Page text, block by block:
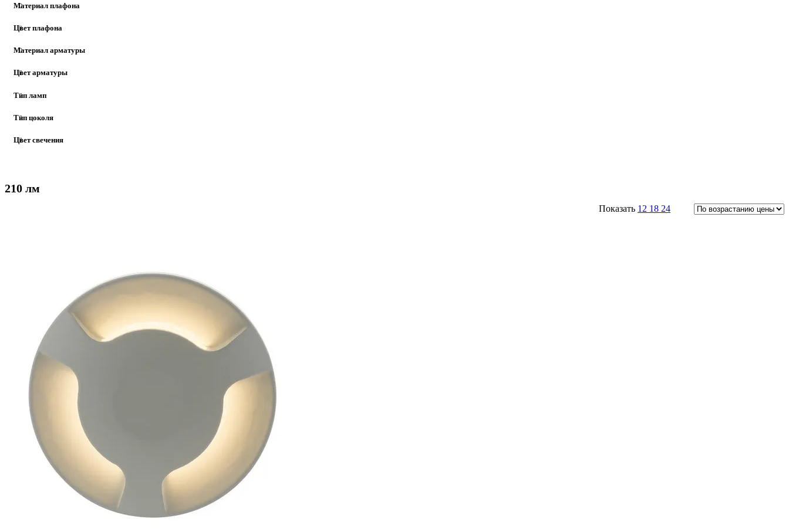
Материал плафона
Цвет плафона
Материал арматуры
Цвет арматуры
Тип ламп
Тип цоколя
Цвет свечения
210 лм
Показать 12 18 24